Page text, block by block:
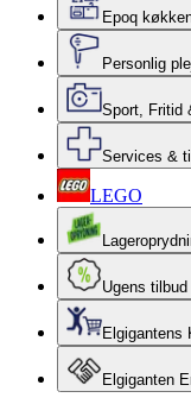
Epoq
Personlig
Sport, Fritid
Services &
LEGO
Ugens
Elgigantens
Elgiganten